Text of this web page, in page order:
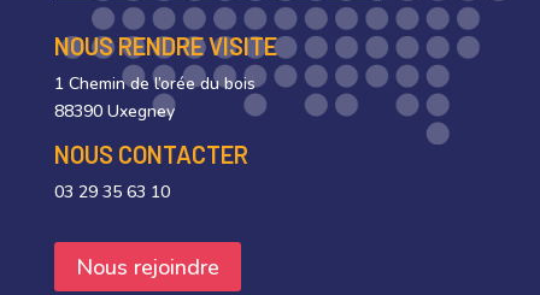
NOUS RENDRE VISITE
1 Chemin de l’orée du bois
88390 Uxegney
NOUS CONTACTER
03 29 35 63 10
Nous rejoindre